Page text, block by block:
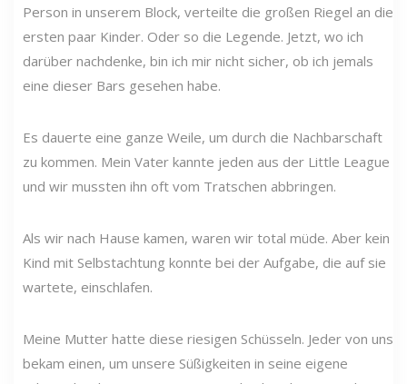
Person in unserem Block, verteilte die großen Riegel an die
ersten paar Kinder. Oder so die Legende. Jetzt, wo ich
darüber nachdenke, bin ich mir nicht sicher, ob ich jemals
eine dieser Bars gesehen habe.
Es dauerte eine ganze Weile, um durch die Nachbarschaft
zu kommen. Mein Vater kannte jeden aus der Little League
und wir mussten ihn oft vom Tratschen abbringen.
Als wir nach Hause kamen, waren wir total müde. Aber kein
Kind mit Selbstachtung konnte bei der Aufgabe, die auf sie
wartete, einschlafen.
Meine Mutter hatte diese riesigen Schüsseln. Jeder von uns
bekam einen, um unsere Süßigkeiten in seine eigene